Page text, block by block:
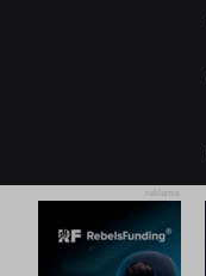
reklama